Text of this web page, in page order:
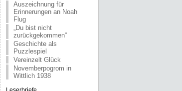
Auszeichnung für
Erinnerungen an Noah
Flug
„Du bist nicht
zurückgekommen“
Geschichte als
Puzzlespiel
Vereinzelt Glück
Novemberpogrom in
Wittlich 1938